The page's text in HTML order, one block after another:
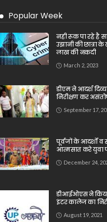
Popular Week
नही रूक पा रहे है
उझानी की छात्रा
लाख की नकदी
March 2, 2023
डीएम ने आदर्श
निरीक्षण कर
September 17,
पूर्वजों के आदर्शों व
आत्मसात करे युवा
December 24,
डीआईओएस ने
इंटर कालेज का
August 19, 2021